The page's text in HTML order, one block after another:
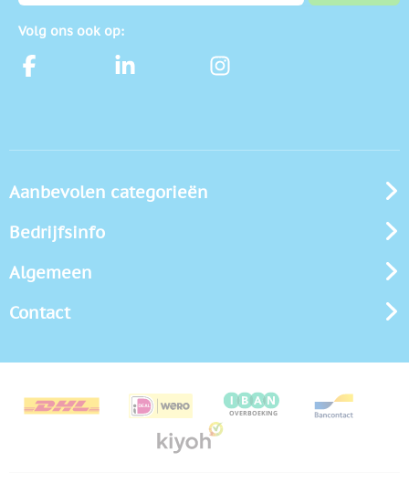
Volg ons ook op:
Aanbevolen categorieën
Bedrijfsinfo
Algemeen
Contact